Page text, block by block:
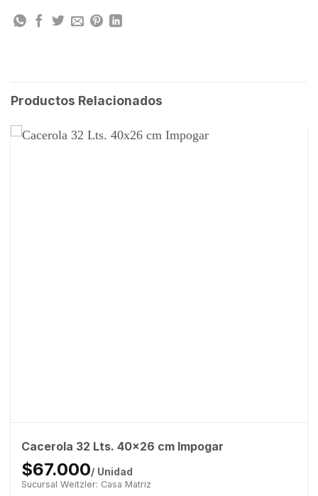
Productos Relacionados
Cacerola 32 Lts. 40×26 cm Impogar
$67.000/ Unidad
Sucursal Weitzler: Casa Matriz